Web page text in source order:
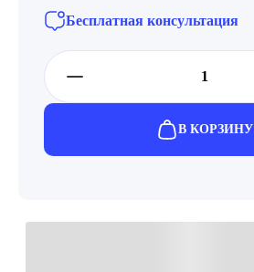
Бесплатная консультация
В КОРЗИНУ